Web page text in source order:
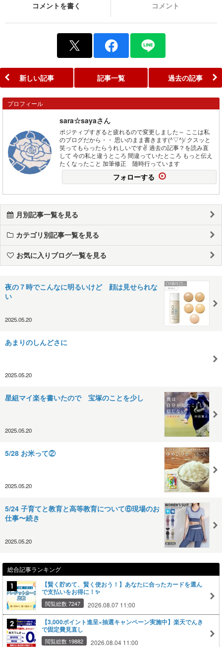
コメントを書く コメント
新しい記事 記事一覧 過去の記事
プロフィール
sara☆sayaさん
ポジティブすぎると疲れるので変更しました～ ここは私
のブログだから・・ 思いのまま書きます(^▽^)/ クスッと
笑ってもらったらうれしいです✌️ 過去の記事？を読み直
して 今の私と違うところ 間違っていたところ もっと伝え
たくなったこと 加筆修正 随時行っています
フォローする
月別記事一覧を見る
カテゴリ別記事一覧を見る
お気に入りブログ一覧を見る
夜の７時でこんなに明るいけど 顔は見せられな
い
2025.05.20
あまりのしんどさに
2025.05.20
星組マイ楽を書いたので 宝塚のことを少し
2025.05.20
5/28 お米って②
2025.05.20
5/24 子育てと教育と高等教育について⑥現場のお
仕事〜続き
2025.05.20
総合記事ランキング
【賢く貯めて、賢く使おう！】あなたに合ったカードを選ん
で支払いをお得に！✨
閲覧総数 7247 2026.08.07 11:00
【3,000ポイント進呈×抽選キャンペーン実施中】楽天でんき
で固定費見直し
閲覧総数 19882 2026.08.04 11:00